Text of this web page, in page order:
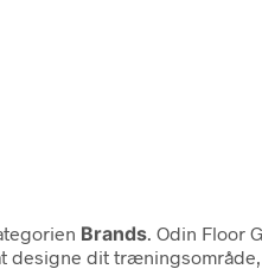
Brands . Odin
dit